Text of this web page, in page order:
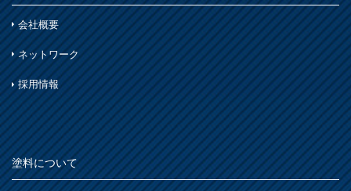
コンクリート壁・リシン壁・サイディング壁・ブロック壁
石材・タイル
木部
コンクリート基礎
門扉・手すり・ドア・雨戸
木部
鉄部
木部
浴室
窓枠・ドア・棚
木部
鉄部
アルミ
家具・電化製品
さび止め
トタン屋根
かわら屋根
コンクリート床・アスファルト
外壁・塀
な
は
ま
や
ら
会社概要
ネットワーク
採用情報
塗料について